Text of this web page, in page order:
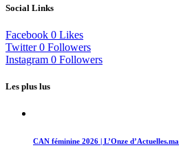
Social Links
Facebook 0 Likes
Twitter 0 Followers
Instagram 0 Followers
Les plus lus
CAN féminine 2026 | L’Onze d’Actuelles.ma